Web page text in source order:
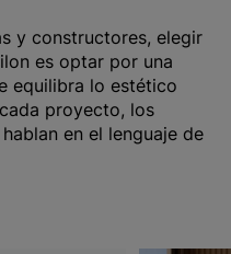
y constructores, elegir
es optar por una
equilibra lo estético
proyecto, los
en el lenguaje de